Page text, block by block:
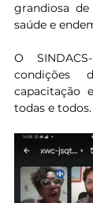
grandiosa
saúde e
O
condições
capacitação
todas e